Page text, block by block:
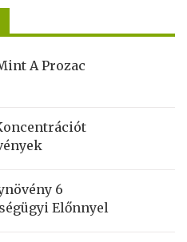
A Prozac
6
Előnnyel